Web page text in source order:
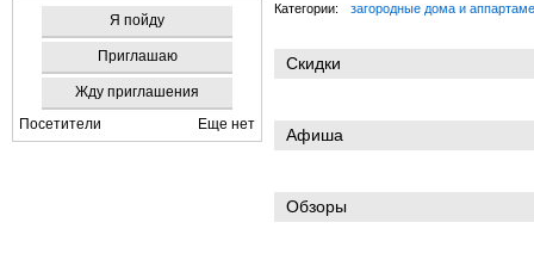
Я пойду
Приглашаю
Жду приглашения
Посетители
Еще нет
Категории: загородные дома и
Скидки
Афиша
Обзоры